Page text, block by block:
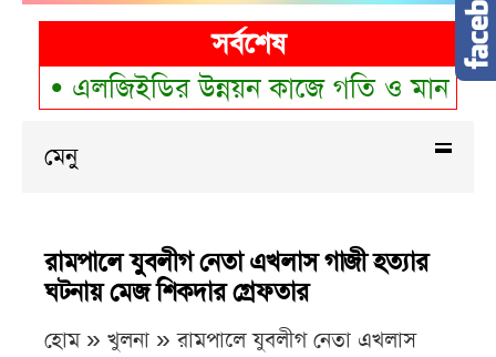
সর্বশেষ
এলজিইডির উন্নয়ন কাজে গতি ও মান
মেনু
রামপালে যুবলীগ নেতা এখলাস গাজী হত্যার
ঘটনায় মেজ শিকদার গ্রেফতার
হোম » খুলনা »রামপালে যুবলীগ নেতা এখলাস